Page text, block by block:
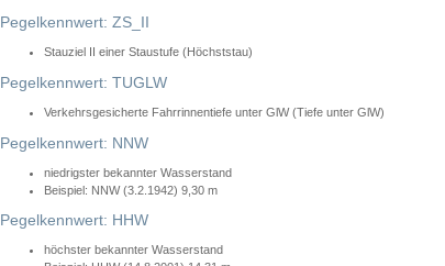
Pegelkennwert: ZS_II
Stauziel II einer Staustufe (Höchststau)
Pegelkennwert: TUGLW
Verkehrsgesicherte Fahrrinnentiefe unter GlW (Tiefe unter GlW)
Pegelkennwert: NNW
niedrigster bekannter Wasserstand
Beispiel: NNW (3.2.1942) 9,30 m
Pegelkennwert: HHW
höchster bekannter Wasserstand